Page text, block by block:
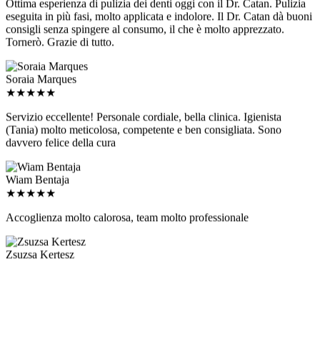
eseguita in più fasi, molto applicata e indolore. Il Dr. Catan dà buoni
consigli senza spingere al consumo, il che è molto apprezzato.
Tornerò. Grazie di tutto.
Soraia Marques
★★★ ★★
(Tania) molto meticolosa, competente e ben consigliata. Sono
davvero felice della cura
Wiam Bentaja
★★★★★
Zsuzsa Kertesz